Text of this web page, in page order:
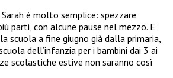
Sarah è molto semplice: spezzare
parti, con alcune pause nel mezzo. E
scuola a fine giugno già dalla primaria,
dell’infanzia per i bambini dai 3 ai
scolastiche estive non saranno così